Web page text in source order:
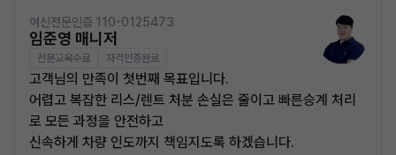
여신전문인증 110-0125473
임준영 매니저
전문교육수료 자격인증완료
고객님의 만족이 첫번째 목표입니다.
어렵고 복잡한 리스/렌트 처분 손실은 줄이고 빠른승계 처리
로 모든 과정을 안전하고
신속하게 차량 인도까지 책임지도록 하겠습니다.